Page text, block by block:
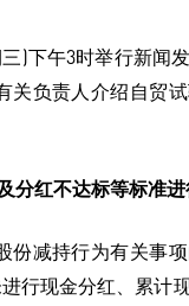
)下午3时举行新闻
负责人介绍自贸
分红不达标等标准
份减持行为有关事
行现金分红、累计